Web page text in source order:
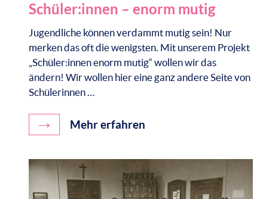
Schüler:innen – enorm mutig
Jugendliche können verdammt mutig sein! Nur
merken das oft die wenigsten. Mit unserem Projekt
„Schüler:innen enorm mutig“ wollen wir das
ändern! Wir wollen hier eine ganz andere Seite von
Schülerinnen …
→ Mehr erfahren